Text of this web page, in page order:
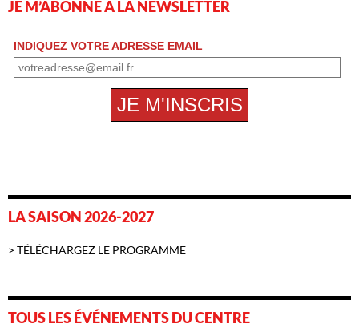
JE M’ABONNE À LA NEWSLETTER
LA SAISON 2026-2027
> TÉLÉCHARGEZ LE PROGRAMME
TOUS LES ÉVÉNEMENTS DU CENTRE